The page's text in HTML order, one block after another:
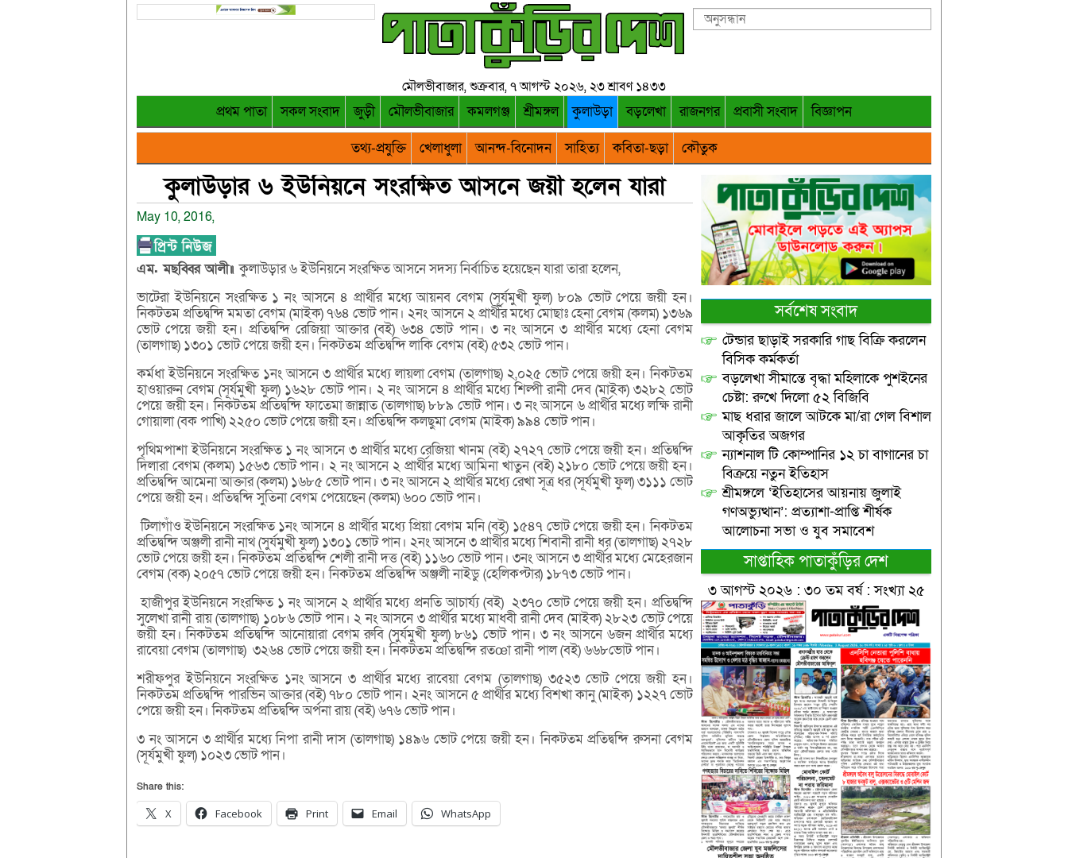
মৌলভীবাজার, শুক্রবার, ৭ আগস্ট ২০২৬, ২৩ শ্রাবণ ১৪৩৩
প্রথম পাতা সকল সংবাদ জুড়ী মৌলভীবাজার কমলগঞ্জ শ্রীমঙ্গল কুলাউড়া বড়লেখা রাজনগর প্রবাসী সংবাদ
বিজ্ঞাপন
তথ্য-প্রযুক্তি
খেলাধুলা আনন্দ-বিনোদন সাহিত্য কবিতা-ছড়া কৌতুক
কুলাউড়ার ৬ ইউনিয়নে সংরক্ষিত আসনে জয়ী হলেন যারা
May 10, 2016,
এম. মছব্বির আলী॥কুলাউড়ার ৬ ইউনিয়নে সংরক্ষিত আসনে সদস্য নির্বাচিত হয়েছেন যারা তারা হলেন,
ভাটেরা ইউনিয়নে সংরক্ষিত ১ নং আসনে ৪ প্রার্থীর মধ্যে আয়নব বেগম (সূর্যমুখী ফুল) ৮০৯ ভোট পেয়ে জয়ী হন।
নিকটতম প্রতিদ্বন্দি মমতা বেগম (মাইক) ৭৬৪ ভোট পান। ২নং আসনে ২ প্রার্থীর মধ্যে মোছাঃ হেনা বেগম (কলম) ১৩৬৯
ভোট পেয়ে জয়ী হন। প্রতিদ্বন্দি রেজিয়া আক্তার (বই) ৬৩৪ ভোট পান। ৩ নং আসনে ৩ প্রার্থীর মধ্যে হেনা বেগম
(তালগাছ) ১৩০১ ভোট পেয়ে জয়ী হন। নিকটতম প্রতিদ্বন্দি লাকি বেগম (বই) ৫৩২ ভোট পান।
কর্মধা ইউনিয়নে সংরক্ষিত ১নং আসনে ৩ প্রার্থীর মধ্যে লায়লা বেগম (তালগাছ) ২,০২৫ ভোট পেয়ে জয়ী হন। নিকটতম
হাওয়ারুন বেগম (সূর্যমুখী ফুল) ১৬২৮ ভোট পান। ২ নং আসনে ৪ প্রার্থীর মধ্যে শিল্পী রানী দেব (মাইক) ৩২৮২ ভোট
পেয়ে জয়ী হন। নিকটতম প্রতিদ্বন্দি ফাতেমা জান্নাত (তালগাছ) ৮৮৯ ভোট পান। ৩ নং আসনে ৬ প্রার্থীর মধ্যে লক্ষি রানী
গোয়ালা (বক পাখি) ২২৫০ ভোট পেয়ে জয়ী হন। প্রতিদ্বন্দি কলছুমা বেগম (মাইক) ৯৯৪ ভোট পান।
পৃথিমপাশা ইউনিয়নে সংরক্ষিত ১ নং আসনে ৩ প্রার্থীর মধ্যে রেজিয়া খানম (বই) ২৭২৭ ভোট পেয়ে জয়ী হন। প্রতিদ্বন্দি
দিলারা বেগম (কলম) ১৫৬৩ ভোট পান। ২ নং আসনে ২ প্রার্থীর মধ্যে আমিনা খাতুন (বই) ২১৮০ ভোট পেয়ে জয়ী হন।
প্রতিদ্বন্দি আমেনা আক্তার (কলম) ১৬৮৫ ভোট পান। ৩ নং আসনে ২ প্রার্থীর মধ্যে রেখা সূত্র ধর (সূর্যমুখী ফুল) ৩১১১ ভোট
পেয়ে জয়ী হন। প্রতিদ্বন্দি সুতিনা বেগম পেয়েছেন (কলম) ৬০০ ভোট পান।
টিলাগাঁও ইউনিয়নে সংরক্ষিত ১নং আসনে ৪ প্রার্থীর মধ্যে প্রিয়া বেগম মনি (বই) ১৫৪৭ ভোট পেয়ে জয়ী হন। নিকটতম
প্রতিদ্বন্দি অঞ্জলী রানী নাথ (সুর্যমুখী ফুল) ১৩০১ ভোট পান। ২নং আসনে ৩ প্রার্থীর মধ্যে শিবানী রানী ধর (তালগাছ) ২৭২৮
ভোট পেয়ে জয়ী হন। নিকটতম প্রতিদ্বন্দি শেলী রানী দত্ত (বই) ১১৬০ ভোট পান। ৩নং আসনে ৩ প্রার্থীর মধ্যে মেহেরজান
বেগম (বক) ২০৫৭ ভোট পেয়ে জয়ী হন। নিকটতম প্রতিদ্বন্দি অঞ্জলী নাইডু (হেলিকপ্টার) ১৮৭৩ ভোট পান।
হাজীপুর ইউনিয়নে সংরক্ষিত ১ নং আসনে ২ প্রার্থীর মধ্যে প্রনতি আচার্য্য (বই) ২৩৭০ ভোট পেয়ে জয়ী হন। প্রতিদ্বন্দি
সুলেখা রানী রায় (তালগাছ) ১০৮৬ ভোট পান। ২ নং আসনে ৩ প্রার্থীর মধ্যে মাধবী রানী দেব (মাইক) ২৮২৩ ভোট পেয়ে
জয়ী হন। নিকটতম প্রতিদ্বন্দি আনোয়ারা বেগম রুবি (সুর্যমুখী ফুল) ৮৬১ ভোট পান। ৩ নং আসনে ৬জন প্রার্থীর মধ্যে
রাবেয়া বেগম (তালগাছ) ৩২৬৪ ভোট পেয়ে জয়ী হন। নিকটতম প্রতিদ্বন্দি রতœা রানী পাল (বই) ৬৬৮ভোট পান।
শরীফপুর ইউনিয়নে সংরক্ষিত ১নং আসনে ৩ প্রার্থীর মধ্যে রাবেয়া বেগম (তালগাছ) ৩৫২৩ ভোট পেয়ে জয়ী হন।
নিকটতম প্রতিদ্বন্দি পারভিন আক্তার (বই) ৭৮০ ভোট পান। ২নং আসনে ৫ প্রার্থীর মধ্যে বিশখা কানু (মাইক) ১২২৭ ভোট
পেয়ে জয়ী হন। নিকটতম প্রতিদ্বন্দি অর্পনা রায় (বই) ৬৭৬ ভোট পান।
৩ নং আসনে ৩ প্রার্থীর মধ্যে নিপা রানী দাস (তালগাছ) ১৪৯৬ ভোট পেয়ে জয়ী হন। নিকটতম প্রতিদ্বন্দি রুসনা বেগম
(সূর্যমুখী ফুল) ১০২৩ ভোট পান।
Share this:
X Facebook Print Email WhatsApp
সর্বশেষ সংবাদ
টেন্ডার ছাড়াই সরকারি গাছ বিক্রি করলেন
বিসিক কর্মকর্তা
বড়লেখা সীমান্তে বৃদ্ধা মহিলাকে পুশইনের
চেষ্টা: রুখে দিলো ৫২ বিজিবি
মাছ ধরার জালে আটকে মা/রা গেল বিশাল
আকৃতির অজগর
ন্যাশনাল টি কোম্পানির ১২ চা বাগানের চা
বিক্রয়ে নতুন ইতিহাস
শ্রীমঙ্গলে ‘ইতিহাসের আয়নায় জুলাই
গণঅভ্যুত্থান’: প্রত্যাশা-প্রাপ্তি শীর্ষক
আলোচনা সভা ও যুব সমাবেশ
সাপ্তাহিক পাতাকুঁড়ির দেশ
৩ আগস্ট ২০২৬ : ৩০ তম বর্ষ : সংখ্যা ২৫